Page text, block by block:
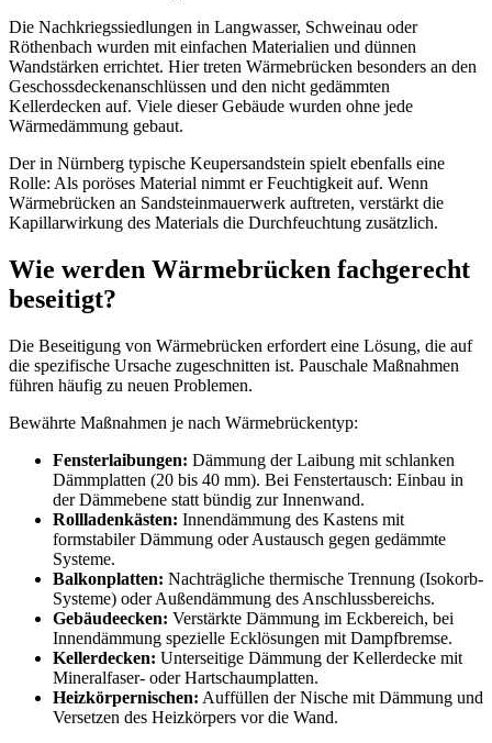
Die Nachkriegssiedlungen in Langwasser, Schweinau oder
Röthenbach wurden mit einfachen Materialien und dünnen
Wandstärken errichtet. Hier treten Wärmebrücken besonders an den
Geschossdeckenanschlüssen und den nicht gedämmten
Kellerdecken auf. Viele dieser Gebäude wurden ohne jede
Wärmedämmung gebaut.
Der in Nürnberg typische Keupersandstein spielt ebenfalls eine
Rolle: Als poröses Material nimmt er Feuchtigkeit auf. Wenn
Wärmebrücken an Sandsteinmauerwerk auftreten, verstärkt die
Kapillarwirkung des Materials die Durchfeuchtung zusätzlich.
Wie werden Wärmebrücken fachgerecht
beseitigt?
Die Beseitigung von Wärmebrücken erfordert eine Lösung, die auf
die spezifische Ursache zugeschnitten ist. Pauschale Maßnahmen
führen häufig zu neuen Problemen.
Bewährte Maßnahmen je nach Wärmebrückentyp:
Fensterlaibungen: Dämmung der Laibung mit schlanken
Dämmplatten (20 bis 40 mm). Bei Fenstertausch: Einbau in
der Dämmebene statt bündig zur Innenwand.
Rollladenkästen: Innendämmung des Kastens mit
formstabiler Dämmung oder Austausch gegen gedämmte
Systeme.
Balkonplatten: Nachträgliche thermische Trennung (Isokorb-
Systeme) oder Außendämmung des Anschlussbereichs.
Gebäudeecken: Verstärkte Dämmung im Eckbereich, bei
Innendämmung spezielle Ecklösungen mit Dampfbremse.
Kellerdecken: Unterseitige Dämmung der Kellerdecke mit
Mineralfaser- oder Hartschaumplatten.
Heizkörpernischen: Auffüllen der Nische mit Dämmung und
Versetzen des Heizkörpers vor die Wand.